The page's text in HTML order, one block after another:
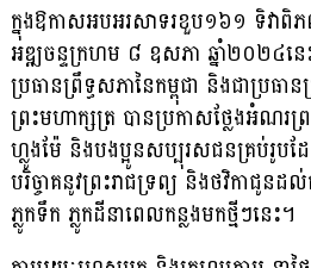
ក្នុងឱកាសអបអរសាទរខួប១៦១ ទិវា
អឌ្ឍចន្ទក្រហម ៨ ឧសភា ឆ្នាំ២០២៤ន
ប្រធានព្រឹទ្ធសភានៃកម្ពុជា និងជាប្រធាន
ព្រះមហាក្សត្រ បានប្រកាសថ្លែងអំណ
ហ្លូងម៉ែ និងបងប្អូនសប្បុរសជនគ្រប់រូបដ
បរិច្ចាគនូវព្រះរាជទ្រព្យ និងថវិកាជូន
ភ្លូកទឹក ភ្លូកដីនាពេលកន្លងមកថ្មីៗនេះ។